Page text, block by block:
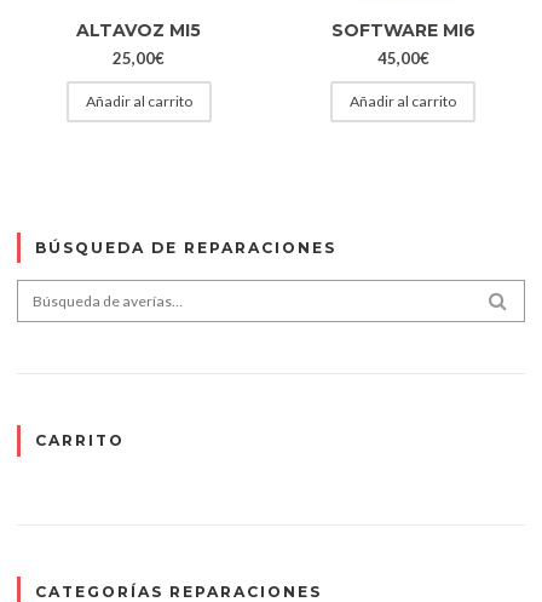
ALTAVOZ MI5
25,00€
Añadir al carrito
SOFTWARE MI6
45,00€
Añadir al carrito
BÚSQUEDA DE REPARACIONES
Search for:
CARRITO
CATEGORÍAS REPARACIONES